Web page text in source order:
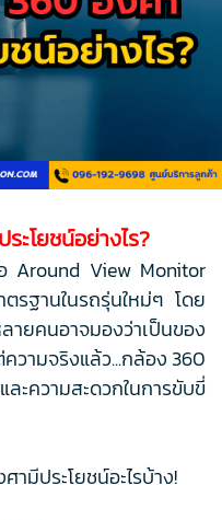
ะโยชน์อย่างไร?
Around View Monitor
รฐานในรถรุ่นใหม่ๆ โดย
ายคนอาจมองว่าเป็นของ
วามจริงแล้ว...กล้อง 360
ความสะดวกในการขับขี่
มีประโยชน์อะไรบ้าง!